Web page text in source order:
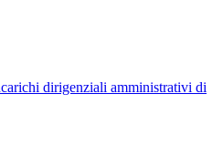
dirigenziali amministrativi di